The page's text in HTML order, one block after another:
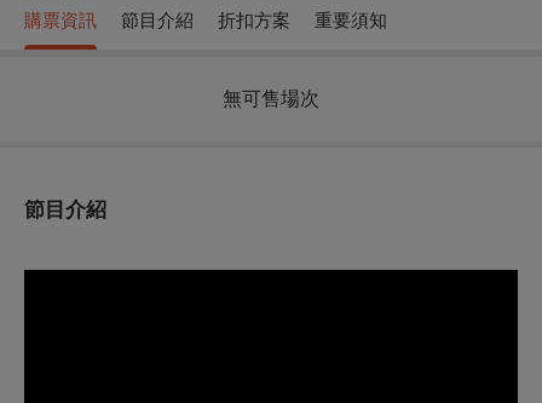
購票資訊 節目介紹 折扣方案 重要須知
無可售場次
節目介紹